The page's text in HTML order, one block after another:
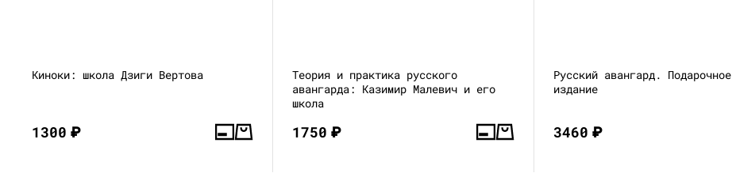
Киноки: школа Дзиги Вертова
1300₽
Теория и практика русского
авангарда: Казимир Малевич и его
школа
1750₽
Русский авангард. Подарочное
издание
3460₽